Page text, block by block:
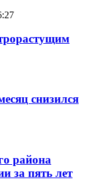
снизился
района
за пять лет